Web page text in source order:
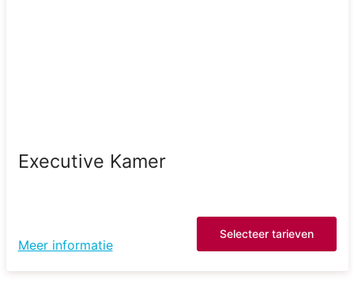
Executive Kamer
Meer informatie
Selecteer tarieven